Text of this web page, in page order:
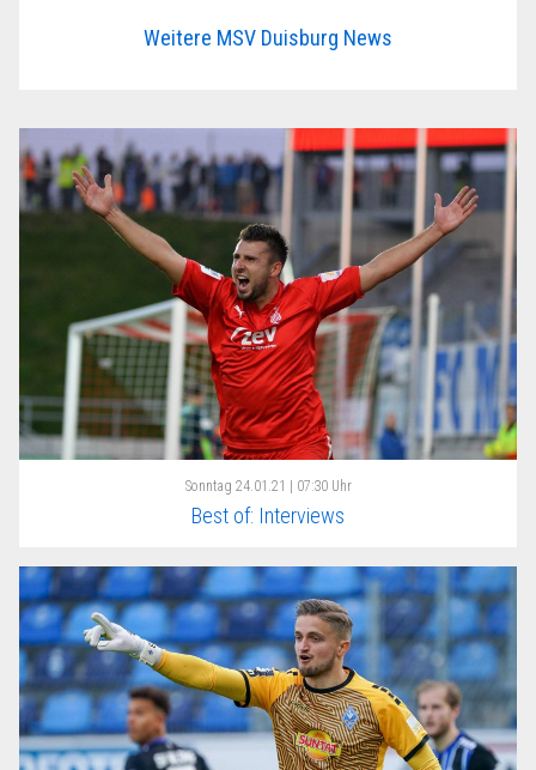
Weitere MSV Duisburg News
Sonntag 24.01.21 | 07:30 Uhr
Best of: Interviews